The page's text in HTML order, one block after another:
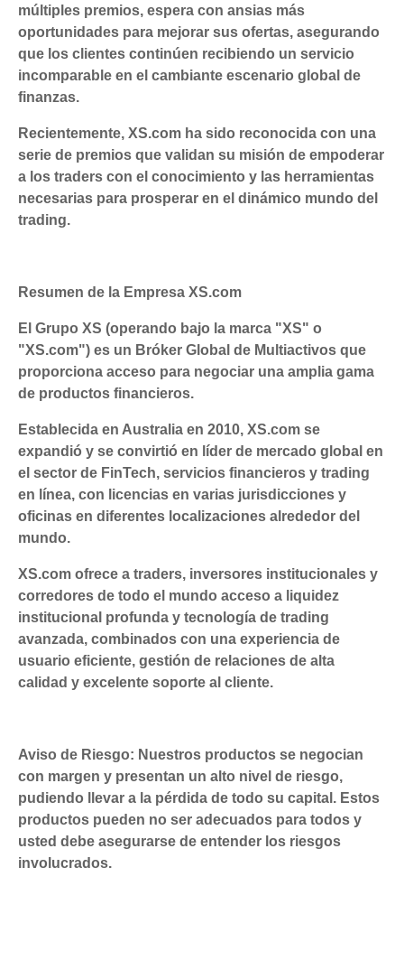
múltiples premios, espera con ansias más
oportunidades para mejorar sus ofertas, asegurando
que los clientes continúen recibiendo un servicio
incomparable en el cambiante escenario global de
finanzas.
Recientemente, XS.com ha sido reconocida con una
serie de premios que validan su misión de empoderar
a los traders con el conocimiento y las herramientas
necesarias para prosperar en el dinámico mundo del
trading.
Resumen de la Empresa XS.com
El Grupo XS (operando bajo la marca "XS" o
"XS.com") es un Bróker Global de Multiactivos que
proporciona acceso para negociar una amplia gama
de productos financieros.
Establecida en Australia en 2010, XS.com se
expandió y se convirtió en líder de mercado global en
el sector de FinTech, servicios financieros y trading
en línea, con licencias en varias jurisdicciones y
oficinas en diferentes localizaciones alrededor del
mundo.
XS.com ofrece a traders, inversores institucionales y
corredores de todo el mundo acceso a liquidez
institucional profunda y tecnología de trading
avanzada, combinados con una experiencia de
usuario eficiente, gestión de relaciones de alta
calidad y excelente soporte al cliente.
Aviso de Riesgo: Nuestros productos se negocian
con margen y presentan un alto nivel de riesgo,
pudiendo llevar a la pérdida de todo su capital. Estos
productos pueden no ser adecuados para todos y
usted debe asegurarse de entender los riesgos
involucrados.